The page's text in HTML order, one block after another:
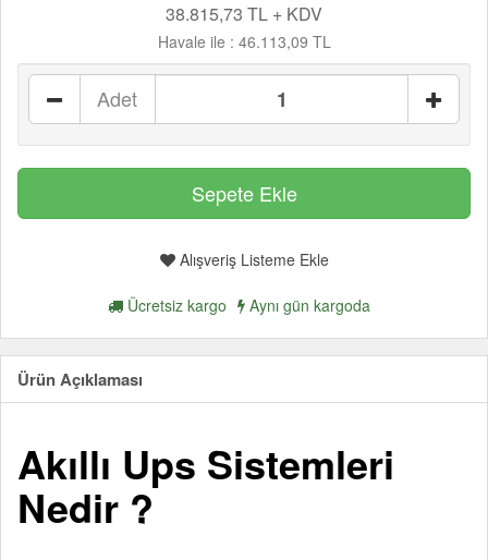
38.815,73 TL + KDV
Havale ile : 46.113,09 TL
Adet
Alışveriş Listeme Ekle
Ücretsiz kargo Aynı gün kargoda
Ürün Açıklaması
Akıllı Ups Sistemleri
Nedir ?